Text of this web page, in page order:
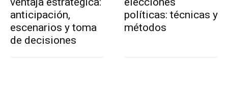
anticipación,
escenarios y toma
de decisiones
políticas: técnicas y
métodos